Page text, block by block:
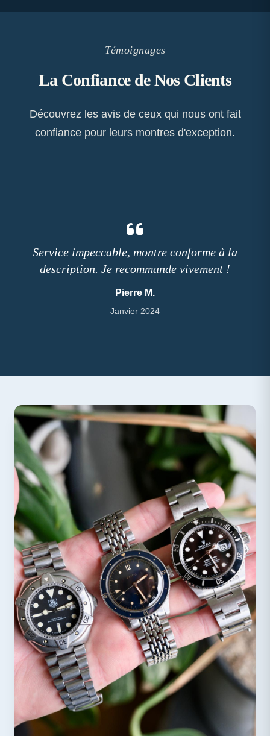
Témoignages
La Confiance de Nos Clients
Découvrez les avis de ceux qui nous ont fait
confiance pour leurs montres d'exception.
Service impeccable, montre conforme à la
description. Je recommande vivement !
Pierre M.
Janvier 2024